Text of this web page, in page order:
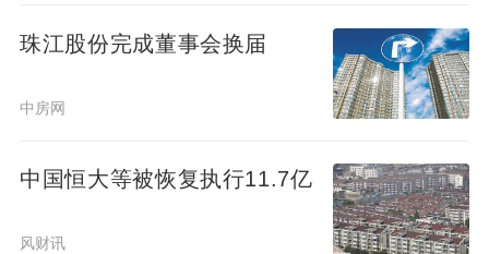
而这次交付里的两个“首创动作”，更把保利
一个是“贴膜交付”，这一细节在上海豪宅交付
市场尚属首创，目前尚未有
其他开发商实现
珠江股份完成董事会换届
中房网
中国恒大等被恢复执行11.7亿
风财讯